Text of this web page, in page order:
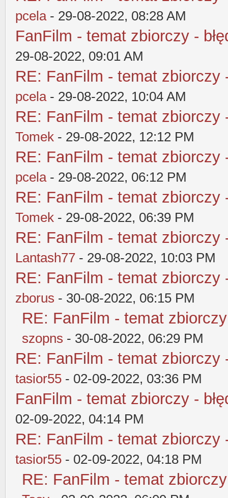
pcela- 29-08-2022, 08:28 AM
FanFilm - temat zbiorczy -
29-08-2022, 09:01 AM
RE: FanFilm - temat zbiorczy
pcela- 29-08-2022, 10:04 AM
RE: FanFilm - temat zbiorczy
Tomek - 29-08-2022, 12:12 PM
RE: FanFilm - temat zbiorczy
pcela- 29-08-2022, 06:12 PM
RE: FanFilm - temat zbiorczy
Tomek - 29-08-2022, 06:39 PM
RE: FanFilm - temat zbiorczy
Lantash77 - 29-08-2022, 10:03 PM
RE: FanFilm - temat zbiorczy
zborus - 30-08-2022, 06:15 PM
RE: FanFilm - temat
szopns - 30-08-2022, 06:29 PM
RE: FanFilm - temat zbiorczy
tasior55 - 02-09-2022, 03:36 PM
FanFilm - temat zbiorczy -
02-09-2022, 04:14 PM
RE: FanFilm - temat zbiorczy
tasior55 - 02-09-2022, 04:18 PM
RE: FanFilm - temat